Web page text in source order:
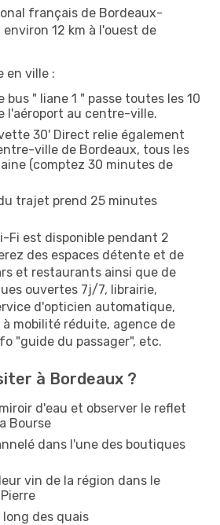
français de Bordeaux-
12 km à l'ouest de
en ville :
bus " liane 1 " passe toutes les 10
l'aéroport au centre-ville.
30' Direct relie également
ville de Bordeaux, tous les
(comptez 30 minutes de
trajet prend 25 minutes
Fi est disponible pendant 2
des espaces détente et de
et restaurants ainsi que de
ouvertes 7j/7, librairie,
d'opticien automatique,
à mobilité réduite, agence de
"guide du passager", etc.
à Bordeaux ?
d'eau et observer le reflet
Bourse
dans l'une des boutiques
vin de la région dans le
long des quais